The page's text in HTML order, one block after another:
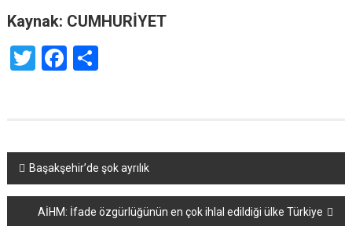
Kaynak: CUMHURİYET
TwitterFacebook
Share
Yazı
dolaşımı
Başakşehir’de şok ayrılık
AİHM: İfade özgürlüğünün en çok ihlal edildiği ülke Türkiye